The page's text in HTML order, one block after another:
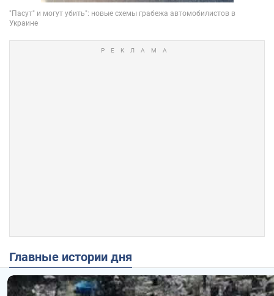
Главные истории дня